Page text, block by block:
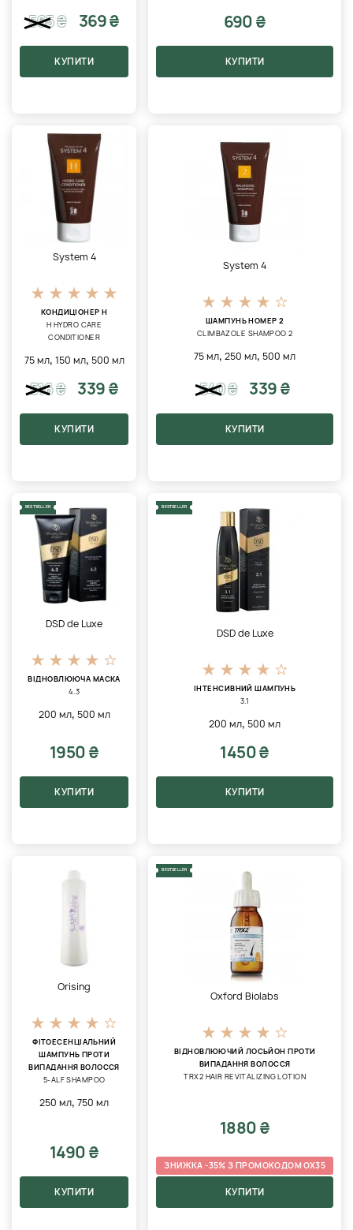
565₴ 369 ₴
КУПИТИ
690 ₴
КУПИТИ
System 4
КОНДИЦІОНЕР H
H HYDRO CARE
CONDITIONER
75 мл, 150 мл, 500 мл
516₴ 339 ₴
КУПИТИ
System 4
ШАМПУНЬ НОМЕР 2
CLIMBAZOLE SHAMPOO 2
75 мл,250 мл, 500 мл
540₴ 339 ₴
КУПИТИ
BESTSELLER
DSD de Luxe
ВІДНОВЛЮЮЧА МАСКА
4.3
200 мл, 500 мл
1950 ₴
КУПИТИ
BESTSELLER
DSD de Luxe
ІНТЕНСИВНИЙ ШАМПУНЬ
3.1
200 мл, 500 мл
1450 ₴
КУПИТИ
Orising
ФІТОЕСЕНЦІАЛЬНИЙ
ШАМПУНЬ ПРОТИ
ВИПАДАННЯ ВОЛОССЯ
5-ALF SHAMPOO
250 мл,750 мл
1490 ₴
КУПИТИ
BESTSELLER
Oxford Biolabs
ВІДНОВЛЮЮЧИЙ ЛОСЬЙОН ПРОТИ
ВИПАДАННЯ ВОЛОССЯ
TRX2 HAIR REVITALIZING LOTION
1880 ₴
ЗНИЖКА -35% З ПРОМОКОДОМ OX35
КУПИТИ